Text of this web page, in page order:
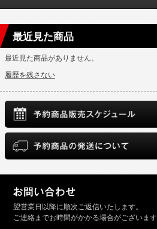
最近見た商品
最近見た商品がありません。
履歴を残さない
翌営業日以降に順次ご返信いたします。
ご連絡までお時間がかかる場合がございま